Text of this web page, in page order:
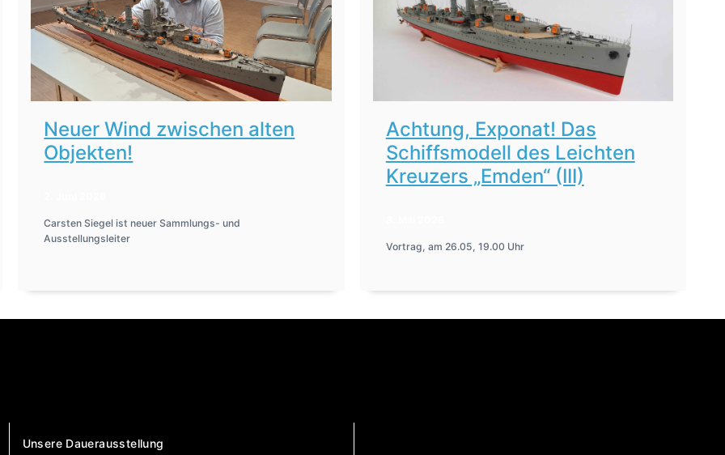
Neuer Wind zwischen alten
Objekten!
Carsten Siegel ist neuer Sammlungs- und
Ausstellungsleiter
Achtung, Exponat! Das
Schiffsmodell des Leichten
Kreuzers „Emden“ (III)
Vortrag, am 26.05, 19.00 Uhr
Unsere Dauerausstellung